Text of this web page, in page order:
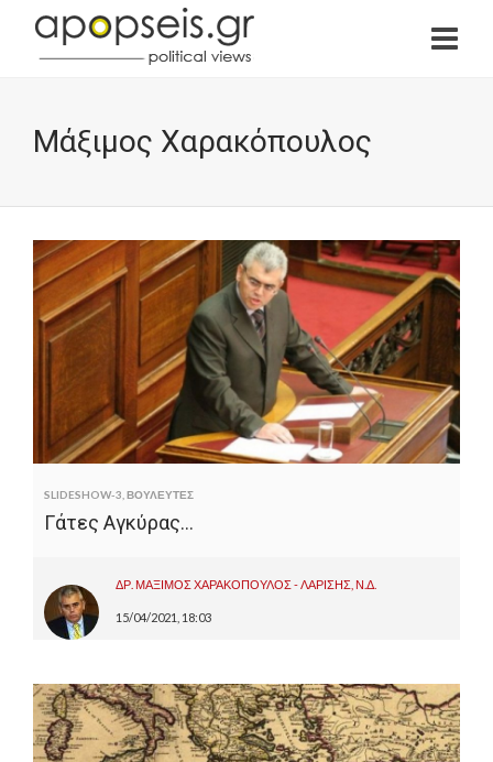
Μάξιμος Χαρακόπουλος
SLIDESHOW-3 ΒΟΥΛΕΥΤΕΣ
Γάτες Αγκύρας…
ΔΡ. ΜΑΞΙΜΟΣ ΧΑΡΑΚΟΠΟΥΛΟΣ - ΛΑΡΙΣΗΣ, Ν.Δ.
15/04/2021, 18:03